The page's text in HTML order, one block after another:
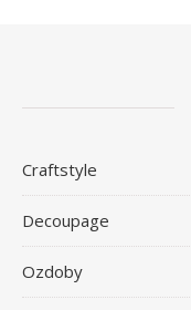
Craftstyle
Decoupage
Ozdoby